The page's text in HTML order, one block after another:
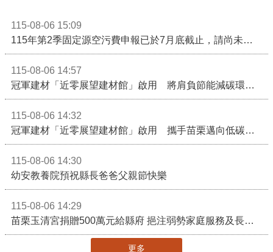
115-08-06 15:09
115年第2季固定源空污費申報已於7月底截止，請尚未申報公私場所儘速完成申繳，以免面臨滯納金及罰鍰!
115-08-06 14:57
冠軍建材「近零展望建材館」啟用 將肩負節能減碳環境教育重任
115-08-06 14:32
冠軍建材「近零展望建材館」啟用 攜手苗栗邁向低碳建築新未來
115-08-06 14:30
幼安教養院預祝縣長爸爸父親節快樂
115-08-06 14:29
苗栗玉清宮捐贈500萬元給縣府 挹注弱勢家庭服務及長照醫療資源
更多